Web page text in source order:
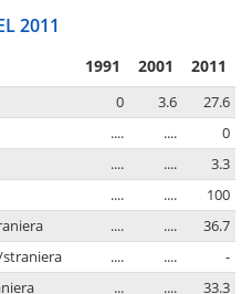
2011
1991 2001 2011
0 3.6
27.6
.... ....
0
.... ....
3.3
.... ....
100
.... ....
36.7
.... ....
-
... ....
33.3